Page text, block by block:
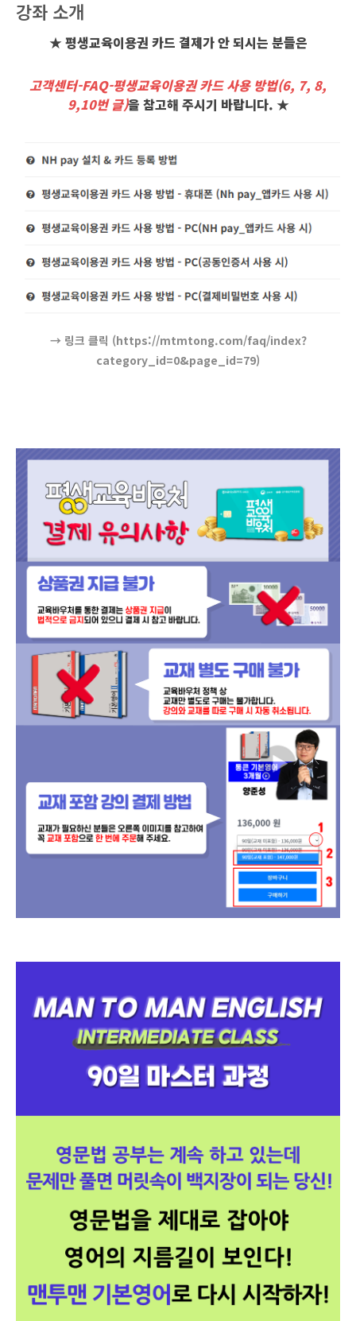
강좌 소개
★ 평생교육이용권 카드 결제가 안 되시는 분들은
고객센터-FAQ-평생교육이용권 카드 사용 방법(6, 7, 8,
9,10번 글)을 참고해 주시기 바랍니다. ★
→ 링크 클릭 (https://mtmtong.com/faq/index?
category_id=0&page_id=79)